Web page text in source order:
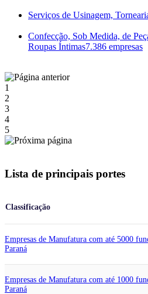
Serviços de Usinagem,
Confecção, Sob Medida, de
Roupas Íntimas7.386 empresas
1
2
3
4
5
Lista de principais portes
Classificação
Empresas de Manufatura com até 5000
Paraná
Empresas de Manufatura com até 1000
Paraná